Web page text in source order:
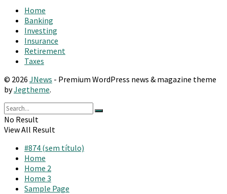
Home
Banking
Investing
Insurance
Retirement
Taxes
© 2026 JNews - Premium WordPress news & magazine theme
byJegtheme.
No Result
View All Result
#874 (sem título)
Home
Home 2
Home 3
Sample Page